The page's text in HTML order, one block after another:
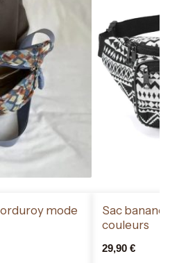
mode
Sac
couleurs
29,90 €